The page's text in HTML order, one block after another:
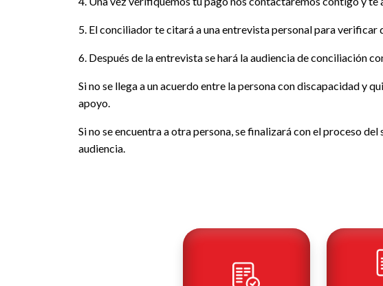
5. El conciliador te citará a una entrevista personal para verificar
6. Después de la entrevista se hará la audiencia de conciliación
Si no se llega a un acuerdo entre la persona con discapacidad y
apoyo.
Si no se encuentra a otra persona, se finalizará con el proceso
audiencia.